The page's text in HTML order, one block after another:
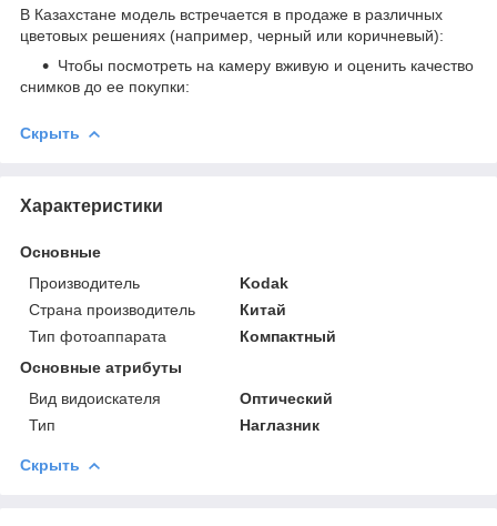
В Казахстане модель встречается в продаже в различных
цветовых решениях (например, черный или коричневый):
Чтобы посмотреть на камеру вживую и оценить качество
снимков до ее покупки:
Скрыть
Характеристики
Основные
Производитель
Kodak
Страна производитель
Китай
Тип фотоаппарата
Компактный
Основные атрибуты
Вид видоискателя
Оптический
Тип
Наглазник
Скрыть